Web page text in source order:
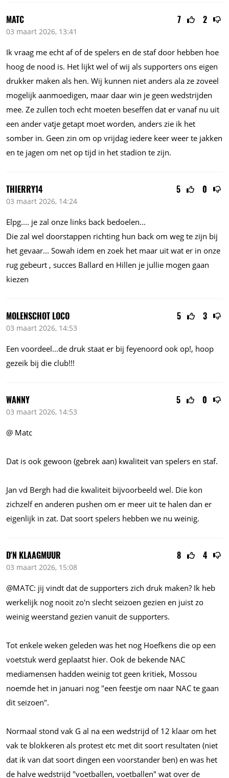
7 2
MATC
03 maart 2026, 13:41
Ik vraag me echt af of de spelers en de staf door hebben hoe
hoog de nood is. Het lijkt wel of wij als supporters ons eigen
drukker maken als hen. Wij kunnen niet anders ala ze zoveel
mogelijk aanmoedigen, maar daar win je geen wedstrijden
mee. Ze zullen toch echt moeten beseffen dat er vanaf nu uit
een ander vatje getapt moet worden, anders zie ik het
somber in. Geen zin om op vrijdag iedere keer weer te jakken
en te jagen om net op tijd in het stadion te zijn.
5 0
THIERRY14
03 maart 2026, 14:24
Elpg.... je zal onze links back bedoelen...
Die zal wel doorstappen richting hun back om weg te zijn bij
het gevaar... Sowah idem en zoek het maar uit wat er in onze
rug gebeurt , succes Ballard en Hillen je jullie mogen gaan
kiezen
5 3
MOLENSCHOT LOCO
03 maart 2026, 14:53
Een voordeel...de druk staat er bij feyenoord ook op!, hoop
gezeik bij die club!!!
5 0
WANNY
03 maart 2026, 14:53
@ Matc
Dat is ook gewoon (gebrek aan) kwaliteit van spelers en staf.
Jan vd Bergh had die kwaliteit bijvoorbeeld wel. Die kon
zichzelf en anderen pushen om er meer uit te halen dan er
eigenlijk in zat. Dat soort spelers hebben we nu weinig.
8 4
D'N KLAAGMUUR
03 maart 2026, 15:08
@MATC: jij vindt dat de supporters zich druk maken? Ik heb
werkelijk nog nooit zo'n slecht seizoen gezien en juist zo
weinig weerstand gezien vanuit de supporters.
Tot enkele weken geleden was het nog Hoefkens die op een
voetstuk werd geplaatst hier. Ook de bekende NAC
mediamensen hadden weinig tot geen kritiek, Mossou
noemde het in januari nog "een feestje om naar NAC te gaan
dit seizoen".
Normaal stond vak G al na een wedstrijd of 12 klaar om het
vak te blokkeren als protest etc met dit soort resultaten (niet
dat ik van dat soort dingen een voorstander ben) en was het
de halve wedstrijd "voetballen, voetballen" wat over de